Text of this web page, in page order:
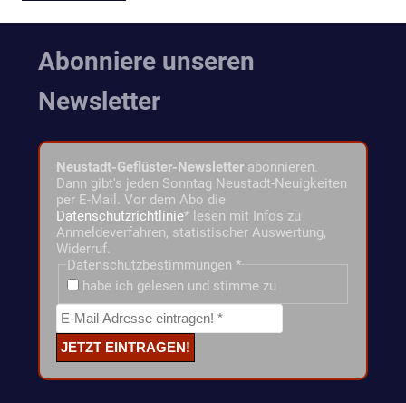
Abonniere unseren
Newsletter
Neustadt-Geflüster-Newsletter abonnieren.
Dann gibt's jeden Sonntag Neustadt-Neuigkeiten
per E-Mail. Vor dem Abo die
Datenschutzrichtlinie* lesen mit Infos zu
Anmeldeverfahren, statistischer Auswertung,
Widerruf.
Datenschutzbestimmungen *
habe ich gelesen und stimme zu